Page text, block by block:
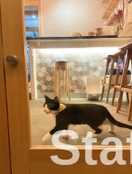
About us
Beer &
Staff